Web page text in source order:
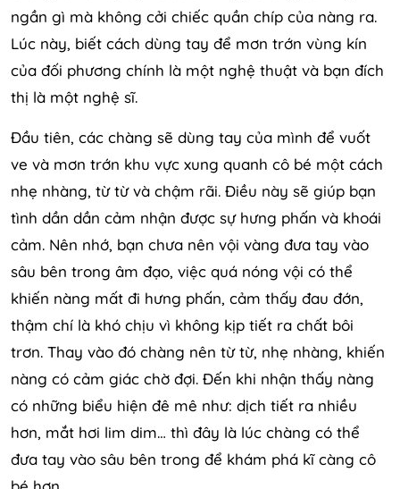
ngần gì mà không cởi chiếc quần chíp của nàng ra.
Lúc này, biết cách dùng tay để mơn trớn vùng kín
của đối phương chính là một nghệ thuật và bạn đích
thị là một nghệ sĩ.
Đầu tiên, các chàng sẽ dùng tay của mình để vuốt
ve và mơn trớn khu vực xung quanh cô bé một cách
nhẹ nhàng, từ từ và chậm rãi. Điều này sẽ giúp bạn
tình dần dần cảm nhận được sự hưng phấn và khoái
cảm. Nên nhớ, bạn chưa nên vội vàng đưa tay vào
sâu bên trong âm đạo, việc quá nóng vội có thể
khiến nàng mất đi hưng phấn, cảm thấy đau đớn,
thậm chí là khó chịu vì không kịp tiết ra chất bôi
trơn. Thay vào đó chàng nên từ từ, nhẹ nhàng, khiến
nàng có cảm giác chờ đợi. Đến khi nhận thấy nàng
có những biểu hiện đê mê như: dịch tiết ra nhiều
hơn, mắt hơi lim dim… thì đây là lúc chàng có thể
đưa tay vào sâu bên trong để khám phá kĩ càng cô